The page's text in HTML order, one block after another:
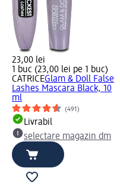
23,00 lei
1 buc (23,00 lei pe 1 buc)
CATRICEGlam & Doll False
Lashes Mascara Black, 10
ml
(491)
Livrabil
selectare magazin dm